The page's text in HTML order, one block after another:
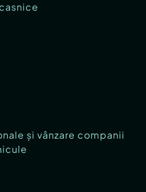
și vânzare companii